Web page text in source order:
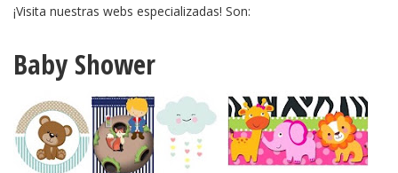
¡Visita nuestras webs especializadas! Son:
Baby Shower